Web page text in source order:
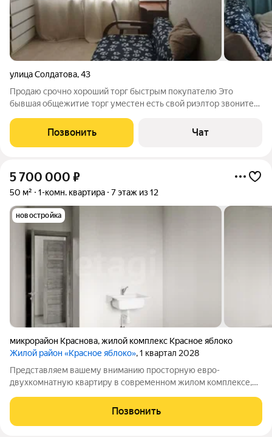
улица Солдатова,43
Продаю срочно хороший торг быстрым покупателю Это
бывшая общежитие торг уместен есть свой риэлтор звоните
однокомнатная квартира расположенная на улице Солдатова,
43 в живописной части жилого массива
Позвонить Чат
5 700 000 ₽
50 м² 1-комн. квартира 7 этаж из 12
новостройка
микрорайон Краснова,жилой комплекс Красное яблоко
Жилой район «Красное яблоко», 1 квартал 2028
Представляем вашему вниманию просторную евро-
двухкомнатную квартиру в современном жилом комплексе,
высококачественных материалов. Просторная планировка
позволяет обустроить жилое пространство
Позвонить